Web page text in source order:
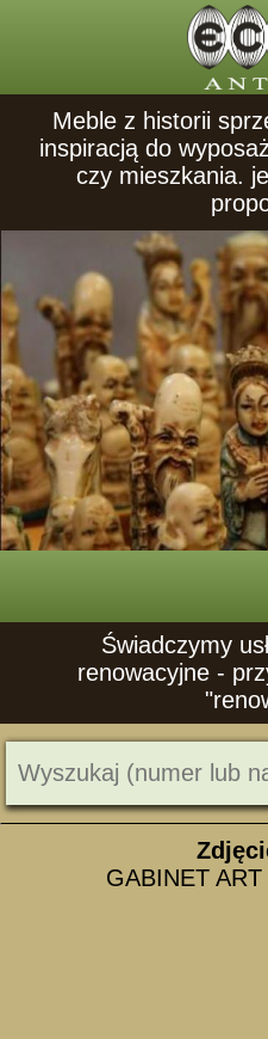
Meble z historii
inspiracją do
czy mieszkania.
Świadczymy
renowacyjne -
GABINET